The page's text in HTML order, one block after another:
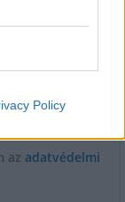
Policy
az adatvédelmi